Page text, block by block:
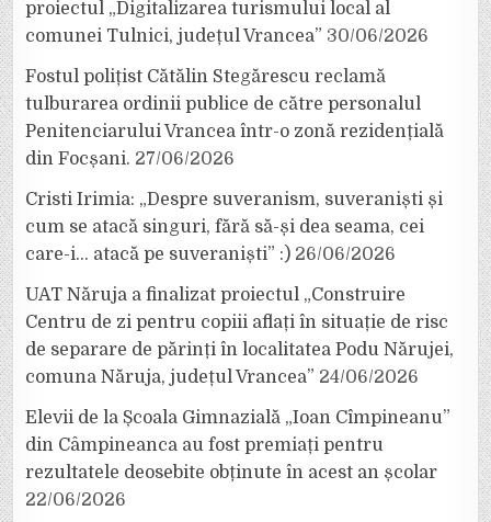
proiectul „Digitalizarea turismului local al
comunei Tulnici, județul Vrancea” 30/06/2026
Fostul polițist Cătălin Stegărescu reclamă
tulburarea ordinii publice de către personalul
Penitenciarului Vrancea într-o zonă rezidențială
din Focșani. 27/06/2026
Cristi Irimia: „Despre suveranism, suveraniști și
cum se atacă singuri, fără să-și dea seama, cei
care-i… atacă pe suveraniști” :) 26/06/2026
UAT Năruja a finalizat proiectul „Construire
Centru de zi pentru copiii aflați în situație de risc
de separare de părinți în localitatea Podu Nărujei,
comuna Năruja, județul Vrancea” 24/06/2026
Elevii de la Școala Gimnazială „Ioan Cîmpineanu”
din Câmpineanca au fost premiați pentru
rezultatele deosebite obținute în acest an școlar
22/06/2026